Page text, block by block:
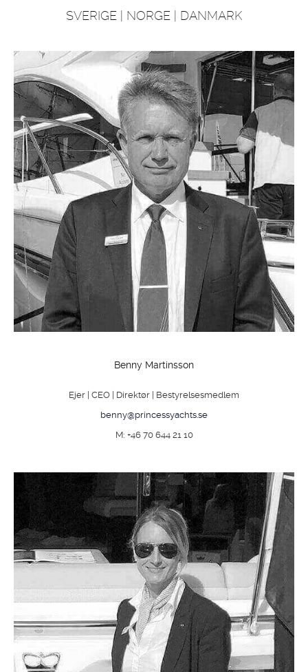
SVERIGE | NORGE | DANMARK
Benny Martinsson
Ejer | CEO | Direktør | Bestyrelsesmedlem
benny@princessyachts.se
M: +46 70 644 21 10